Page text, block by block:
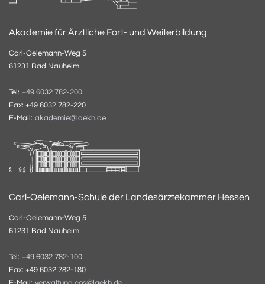
Akademie für Ärztliche Fort- und Weiterbildung
Carl-Oelemann-Weg 5
61231 Bad Nauheim
Tel: +49 6032 782-200
Fax: +49 6032 782-220
E-Mail: akademie@laekh.de
Carl-Oelemann-Schule der Landesärztekammer Hessen
Carl-Oelemann-Weg 5
61231 Bad Nauheim
Tel: +49 6032 782-100
Fax: +49 6032 782-180